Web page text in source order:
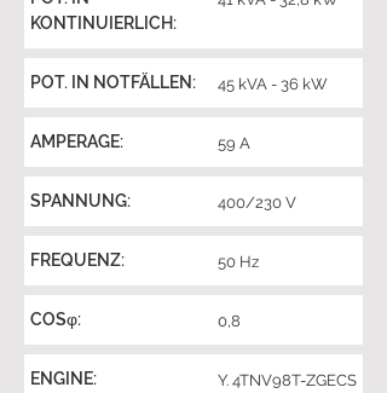
KONTINUIERLICH:
POT. IN NOTFÄLLEN: 45 kVA - 36 kW
AMPERAGE: 59 A
SPANNUNG: 400/230 V
FREQUENZ: 50 Hz
COSφ: 0,8
ENGINE: Y. 4TNV98T-ZGECS